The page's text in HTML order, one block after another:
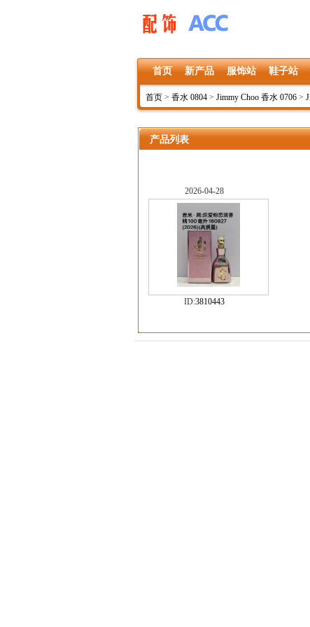
首页 新产品 服饰站 鞋子站
首页 > 香水 0804 > Jimmy Choo 香水 0706 >
产品列表
2026-04-28
ID:3810443